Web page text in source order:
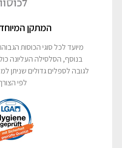
המתקן
מיועד לכל סוגי הכוסות
בנוסף, הסלסילה העליונה
לגובה לספלים גדולים שניתן
לפי